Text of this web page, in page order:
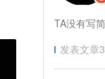
TA没有写
发表文章